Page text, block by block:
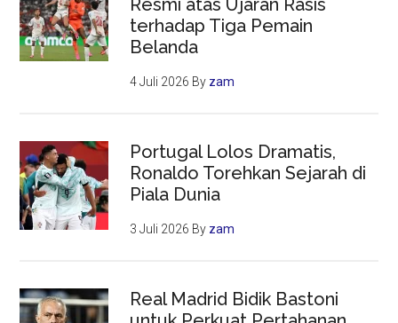
Resmi atas Ujaran Rasis
terhadap Tiga Pemain
Belanda
4 Juli 2026 By zam
Portugal Lolos Dramatis,
Ronaldo Torehkan Sejarah di
Piala Dunia
3 Juli 2026 By zam
Real Madrid Bidik Bastoni